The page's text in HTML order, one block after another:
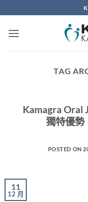
to
content
TAG
Kamagra Oral
獨特優勢
POSTED ON
11
12 月